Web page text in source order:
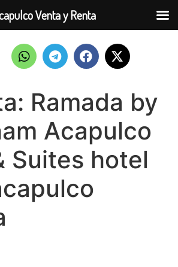
Ramada by
Acapulco
Suites hotel
Venta y Renta